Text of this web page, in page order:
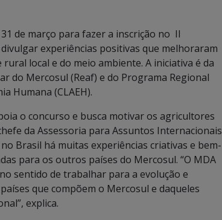
de março para fazer a inscrição no II
experiências positivas que melhoraram
local e do meio ambiente. A iniciativa é da
do Mercosul (Reaf) e do Programa Regional
Humana (CLAEH).
o concurso e busca motivar os agricultores
da Assessoria para Assuntos Internacionais
Brasil há muitas experiências criativas e bem-
para os outros países do Mercosul. “O MDA
sentido de trabalhar para a evolução e
que compõem o Mercosul e daqueles
explica.